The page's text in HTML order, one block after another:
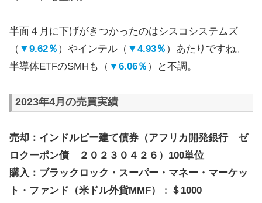
半面４月に下げがきつかったのはシスコシステムズ
（ ▼9.62％ ）やインテル（ ▼4.93％ ）あたりですね。
半導体ETFのSMHも（ ▼6.06％ ）と不調。
2023年4月の売買実績
売却：インドルピー建て債券（アフリカ開発銀行 ゼ
ロクーポン債 ２０２３０４２６）100単位
購入：ブラックロック・スーパー・マネー・マーケッ
ト・ファンド（米ドル外貨MMF）
： ＄1000